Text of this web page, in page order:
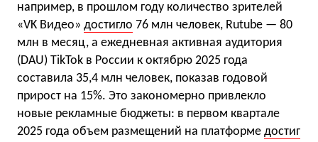
например, в прошлом году количество зрителей
«VK Видео» достигло 76 млн человек, Rutube — 80
млн в месяц, а ежедневная активная аудитория
(DAU) TikTok в России к октябрю 2025 года
составила 35,4 млн человек, показав годовой
прирост на 15%. Это закономерно привлекло
новые рекламные бюджеты: в первом квартале
2025 года объем размещений на платформе достиг